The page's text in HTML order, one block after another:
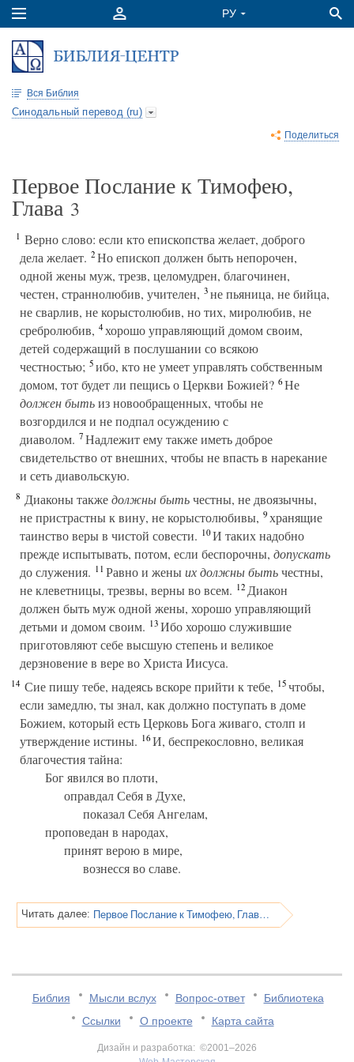
Вся Библия
Синодальный перевод (ru)
Поделиться
Первое Послание к Тимофею,
Глава 3
1 Верно слово: если кто епископства желает, доброго
дела желает. 2Но епископ должен быть непорочен,
одной жены муж, трезв, целомудрен, благочинен,
честен, страннолюбив, учителен, 3не пьяница, не бийца,
не сварлив, не корыстолюбив, но тих, миролюбив, не
сребролюбив, 4хорошо управляющий домом своим,
детей содержащий в послушании со всякою
честностью; 5ибо, кто не умеет управлять собственным
домом, тот будет ли пещись о Церкви Божией? 6Не
должен бытьиз новообращенных, чтобы не
возгордился и не подпал осуждению с
диаволом. 7Надлежит ему также иметь доброе
свидетельство от внешних, чтобы не впасть в нарекание
и сеть диавольскую.
8 Диаконы такжедолжны бытьчестны, не двоязычны,
не пристрастны к вину, не корыстолюбивы, 9хранящие
таинство веры в чистой совести. 10И таких надобно
прежде испытывать, потом, если беспорочны, допускать
до служения. 11Равно и женыих должны бытьчестны,
не клеветницы, трезвы, верны во всем. 12Диакон
должен быть муж одной жены, хорошо управляющий
детьми и домом своим. 13Ибо хорошо служившие
приготовляют себе высшую степень и великое
дерзновение в вере во Христа Иисуса.
14 Сие пишу тебе, надеясь вскоре прийти к тебе, 15чтобы,
если замедлю, ты знал, как должно поступать в доме
Божием, который есть Церковь Бога живаго, столп и
утверждение истины. 16И, беспрекословно, великая
благочестия тайна:
Бог явился во плоти,
оправдал Себя в Духе,
показал Себя Ангелам,
проповедан в народах,
принят верою в мире,
вознесся во славе.
Читать далее: Первое Послание к Тимофею, Глава 4
Библия Мысли вслух Вопрос-ответ
Библиотека
Ссылки
О проекте Карта сайта
Дизайн и разработка: ©2001–2026